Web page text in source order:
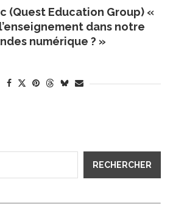
(Quest Education Group) «
dans notre
numérique ? »
RECHERCHER